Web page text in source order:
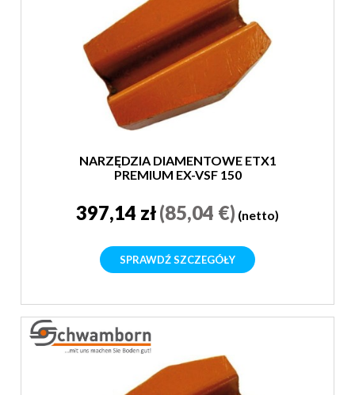
NARZĘDZIA DIAMENTOWE ETX1
PREMIUM EX-VSF 150
397,14 zł(85,04 €) (netto)
SPRAWDŹ SZCZEGÓŁY